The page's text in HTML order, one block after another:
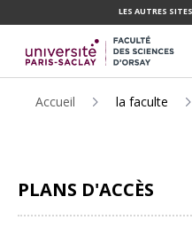
CONTENU
PRINCIPAL
LES AUTRES
Accueil la faculte
PLANS D'ACCÈS